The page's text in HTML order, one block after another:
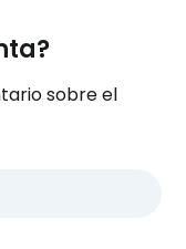
sobre el